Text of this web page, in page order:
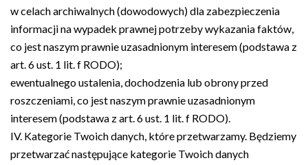
w celach archiwalnych (dowodowych) dla zabezpieczenia
informacji na wypadek prawnej potrzeby wykazania faktów,
co jest naszym prawnie uzasadnionym interesem (podstawa z
art. 6 ust. 1 lit. f RODO);
ewentualnego ustalenia, dochodzenia lub obrony przed
roszczeniami, co jest naszym prawnie uzasadnionym
interesem (podstawa z art. 6 ust. 1 lit. f RODO).
IV. Kategorie Twoich danych, które przetwarzamy. Będziemy
przetwarzać następujące kategorie Twoich danych